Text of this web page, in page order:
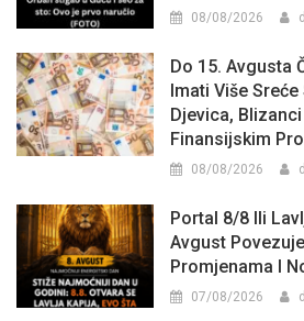
08/08/2026
Do 15. Avgusta
Imati Više
Djevica,
Finansijskim
08/08/2026
Portal 8/8 Ili
Avgust
Promjenama I
07/08/2026